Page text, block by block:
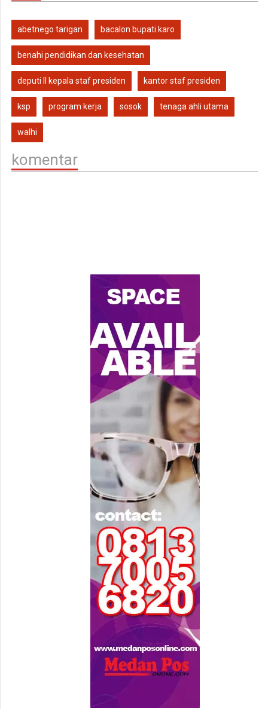
abetnego tarigan bacalon bupati karo
benahi pendidikan dan kesehatan
deputi II kepala staf presiden kantor staf presiden
ksp program kerja sosok tenaga ahli utama
walhi
komentar